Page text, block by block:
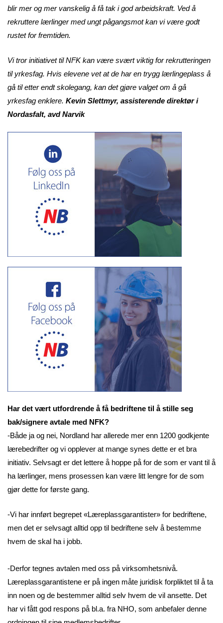
blir mer og mer vanskelig å få tak i god arbeidskraft. Ved å
rekruttere lærlinger med ungt pågangsmot kan vi være godt
rustet for fremtiden.
Vi tror initiativet til NFK kan være svært viktig for rekrutteringen
til yrkesfag. Hvis elevene vet at de har en trygg lærlingeplass å
gå til etter endt skolegang, kan det gjøre valget om å gå
yrkesfag enklere. Kevin Slettmyr, assisterende direktør i
Nordasfalt, avd Narvik
Har det vært utfordrende å få bedriftene til å stille seg
bak/signere avtale med NFK?
-Både ja og nei, Nordland har allerede mer enn 1200 godkjente
lærebedrifter og vi opplever at mange synes dette er et bra
initiativ. Selvsagt er det lettere å hoppe på for de som er vant til å
ha lærlinger, mens prosessen kan være litt lengre for de som
gjør dette for første gang.
-Vi har innført begrepet «Læreplassgarantister» for bedriftene,
men det er selvsagt alltid opp til bedriftene selv å bestemme
hvem de skal ha i jobb.
-Derfor tegnes avtalen med oss på virksomhetsnivå.
Læreplassgarantistene er på ingen måte juridisk forpliktet til å ta
inn noen og de bestemmer alltid selv hvem de vil ansette. Det
har vi fått god respons på bl.a. fra NHO, som anbefaler denne